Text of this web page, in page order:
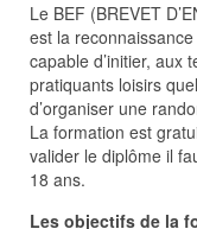
Le BEF (BREVET
est la
capable d’initier, aux
pratiquants loisirs
d’organiser une
La formation est
valider le diplôme il
18 ans.
Les objectifs de la